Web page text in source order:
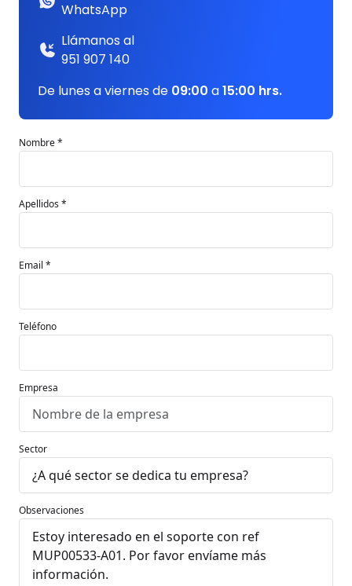
WhatsApp
Llámanos al
951 907 140
De lunes a viernes de 09:00 a15:00 hrs.
Nombre *
Apellidos *
Email *
Teléfono
Empresa
Sector
Observaciones